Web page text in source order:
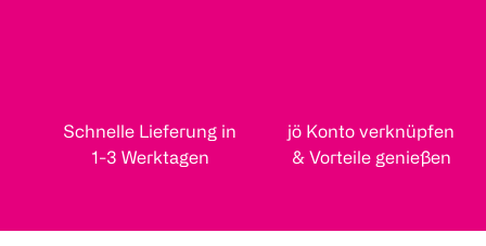
Schnelle Lieferung in
1-3 Werktagen
jö Konto verknüpfen
& Vorteile genießen